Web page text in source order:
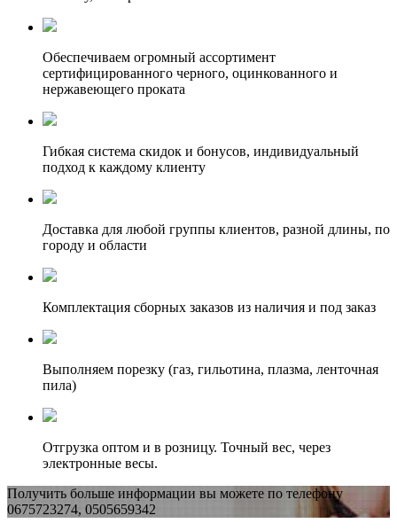
Обеспечиваем огромный ассортимент
сертифицированного черного, оцинкованного и
нержавеющего проката
Гибкая система скидок и бонусов, индивидуальный
подход к каждому клиенту
Доставка для любой группы клиентов, разной длины, по
городу и области
Комплектация сборных заказов из наличия и под заказ
Выполняем порезку (газ, гильотина, плазма, ленточная
пила)
Отгрузка оптом и в розницу. Точный вес, через
электронные весы.
Получить больше информации вы можете по телефону
0675723274, 0505659342